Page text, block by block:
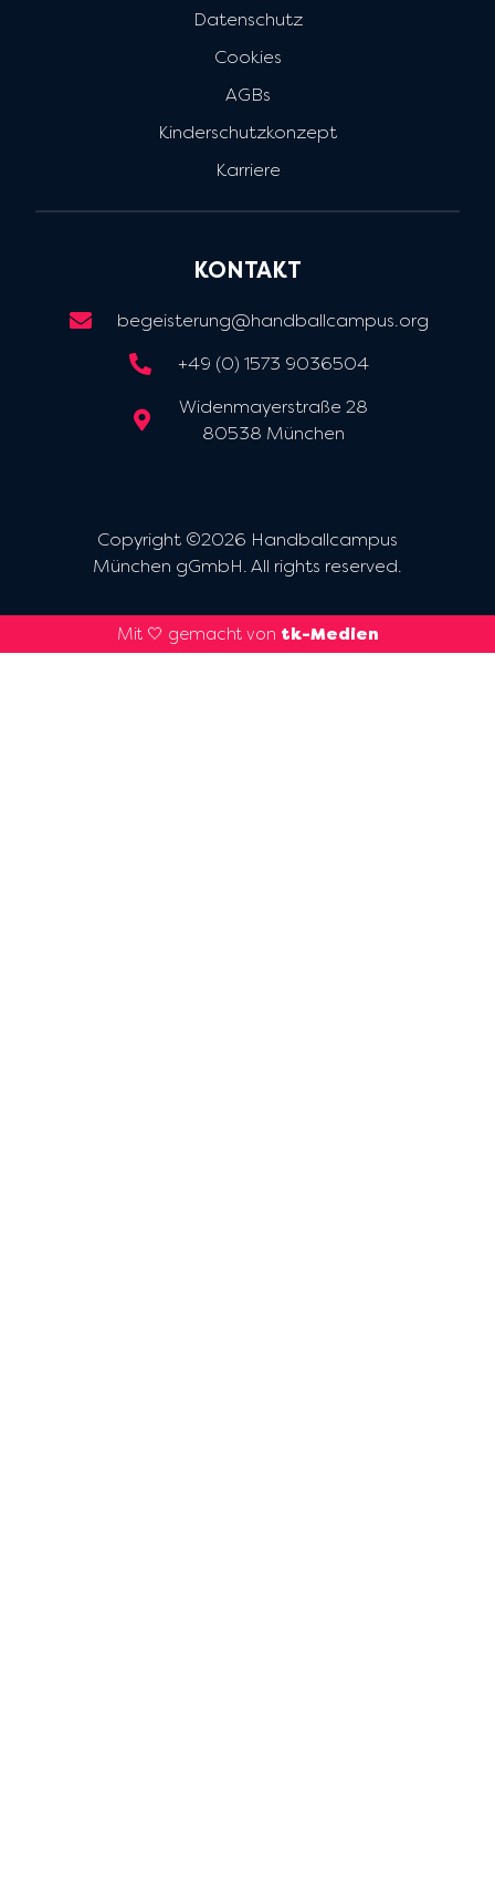
Datenschutz
Cookies
AGBs
Kinderschutzkonzept
Karriere
KONTAKT
begeisterung@handballcampus.org
+49 (0) 1573 9036504
Widenmayerstraße 28
80538 München
Copyright ©2026 Handballcampus
München gGmbH. All rights reserved.
Mit 🤍 gemacht von tk-Medien